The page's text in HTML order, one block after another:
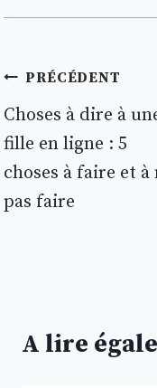
Navigation
de
l’article
PRÉCÉDENT
Choses à dire à
fille en ligne : 5
choses à faire et à
pas faire
A lire